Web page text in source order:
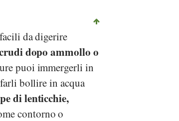
da digerire
dopo ammollo o
puoi immergerli in
bollire in acqua
di lenticchie,
contorno o